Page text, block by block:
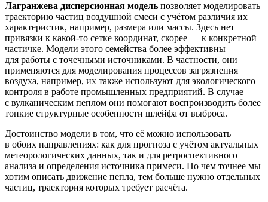
Лагранжева дисперсионная модель позволяет моделировать
траекторию частиц воздушной смеси с учётом различия их
характеристик, например, размера или массы. Здесь нет
привязки к какой‑то сетке координат, скорее — к конкретной
частичке. Модели этого семейства более эффективны
для работы с точечными источниками. В частности, они
применяются для моделирования процессов загрязнения
воздуха, например, их также используют для экологического
контроля в работе промышленных предприятий. В случае
с вулканическим пеплом они помогают воспроизводить более
тонкие структурные особенности шлейфа от выброса.
Достоинство модели в том, что её можно использовать
в обоих направлениях: как для прогноза с учётом актуальных
метеорологических данных, так и для ретроспективного
анализа и определения источника примеси. Но чем точнее мы
хотим описать движение пепла, тем больше нужно отдельных
частиц, траектория которых требует расчёта.